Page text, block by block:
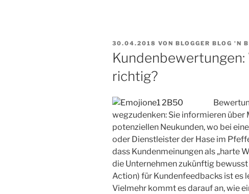
VERÖFFENTLICHT
AM
30.04.2018 VON BLOGGER BLOG 'N
Kundenbewertungen:
richtig?
wegzudenken: Sie informieren über
potenziellen Neukunden, wo bei
oder Dienstleister der Hase im
dass Kundenmeinungen als „harte
die Unternehmen zukünftig
Action) für Kundenfeedbacks ist es
Vielmehr kommt es darauf an, wie